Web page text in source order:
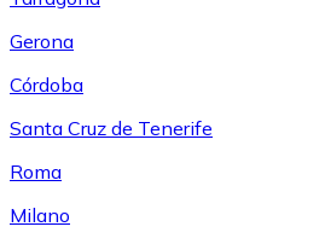
Gerona
Córdoba
Santa Cruz de Tenerife
Roma
Milano